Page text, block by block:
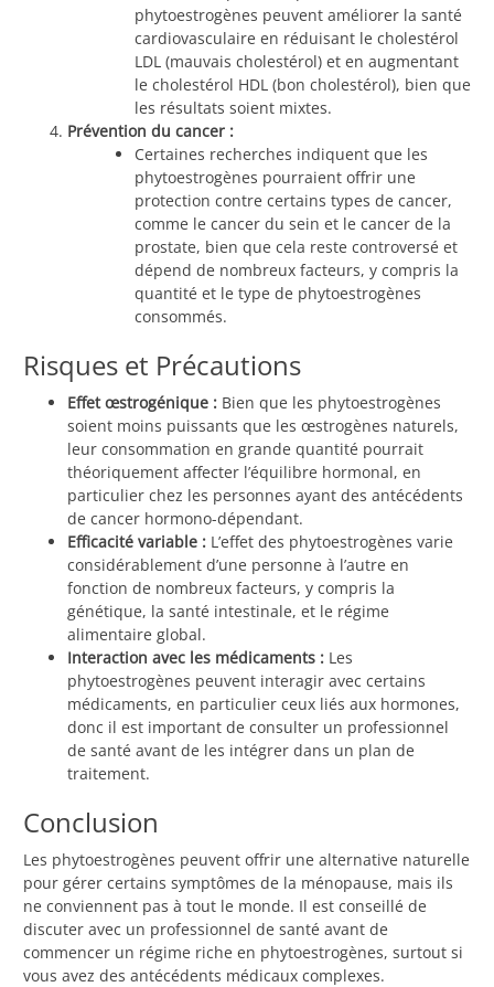
phytoestrogènes peuvent améliorer la santé
cardiovasculaire en réduisant le cholestérol
LDL (mauvais cholestérol) et en augmentant
le cholestérol HDL (bon cholestérol), bien que
les résultats soient mixtes.
Prévention du cancer :
Certaines recherches indiquent que les
phytoestrogènes pourraient offrir une
protection contre certains types de cancer,
comme le cancer du sein et le cancer de la
prostate, bien que cela reste controversé et
dépend de nombreux facteurs, y compris la
quantité et le type de phytoestrogènes
consommés.
Risques et Précautions
Effet œstrogénique : Bien que les phytoestrogènes
soient moins puissants que les œstrogènes naturels,
leur consommation en grande quantité pourrait
théoriquement affecter l’équilibre hormonal, en
particulier chez les personnes ayant des antécédents
de cancer hormono-dépendant.
Efficacité variable : L’effet des phytoestrogènes varie
considérablement d’une personne à l’autre en
fonction de nombreux facteurs, y compris la
génétique, la santé intestinale, et le régime
alimentaire global.
Interaction avec les médicaments : Les
phytoestrogènes peuvent interagir avec certains
médicaments, en particulier ceux liés aux hormones,
donc il est important de consulter un professionnel
de santé avant de les intégrer dans un plan de
traitement.
Conclusion
Les phytoestrogènes peuvent offrir une alternative naturelle
pour gérer certains symptômes de la ménopause, mais ils
ne conviennent pas à tout le monde. Il est conseillé de
discuter avec un professionnel de santé avant de
commencer un régime riche en phytoestrogènes, surtout si
vous avez des antécédents médicaux complexes.